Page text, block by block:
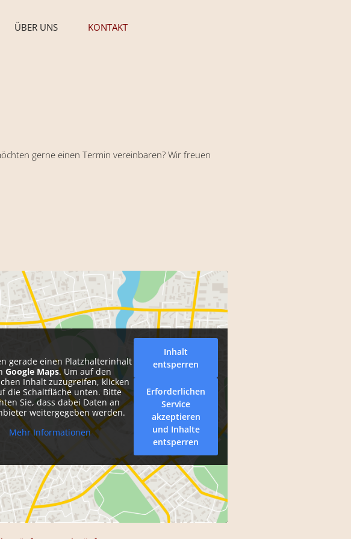
ÜBER UNS KONTAKT
gerne einen Termin vereinbaren? Wir freuen
gerade einen Platzhalterinhalt
Google Maps. Um auf den
Inhalt zuzugreifen, klicken
die Schaltfläche unten. Bitte
Sie, dass dabei Daten an
weitergegeben werden.
Mehr Informationen
Inhalt
entsperren
Erforderlichen
Service
akzeptieren
und Inhalte
entsperren